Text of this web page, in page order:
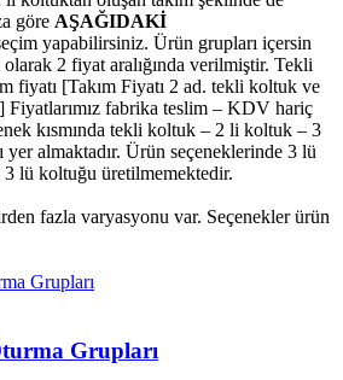
göre AŞAĞIDAKİ
yapabilirsiniz. Ürün grupları içersin
2 fiyat aralığında verilmiştir. Tekli
fiyatı [Takım Fiyatı 2 ad. tekli koltuk ve
Fiyatlarımız fabrika teslim – KDV hariç
kısmında tekli koltuk – 2 li koltuk – 3
yer almaktadır. Ürün seçeneklerinde 3 lü
lü koltuğu üretilmemektedir.
fazla varyasyonu var. Seçenekler ürün
Grupları